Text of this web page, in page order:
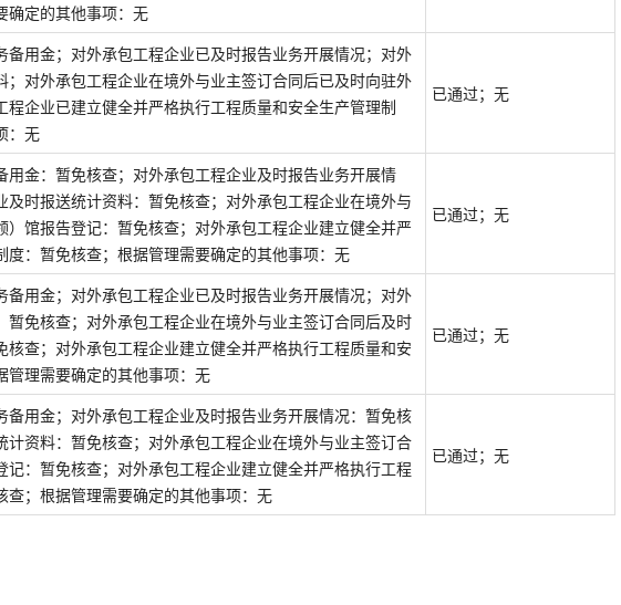
确定的其他事项：无
备用金；对外承包工程企业已及时报告业务开展情况；对外
对外承包工程企业在境外与业主签订合同后已及时向驻外
企业已建立健全并严格执行工程质量和安全生产管理制
：无
已通过；无
用金：暂免核查；对外承包工程企业及时报告业务开展情
时报送统计资料：暂免核查；对外承包工程企业在境外与
）馆报告登记：暂免核查；对外承包工程企业建立健全并严
：暂免核查；根据管理需要确定的其他事项：无
已通过；无
备用金；对外承包工程企业已及时报告业务开展情况；对外
免核查；对外承包工程企业在境外与业主签订合同后及时
核查；对外承包工程企业建立健全并严格执行工程质量和安
管理需要确定的其他事项：无
已通过；无
备用金；对外承包工程企业及时报告业务开展情况：暂免核
资料：暂免核查；对外承包工程企业在境外与业主签订合
记：暂免核查；对外承包工程企业建立健全并严格执行工程
查；根据管理需要确定的其他事项：无
已通过；无